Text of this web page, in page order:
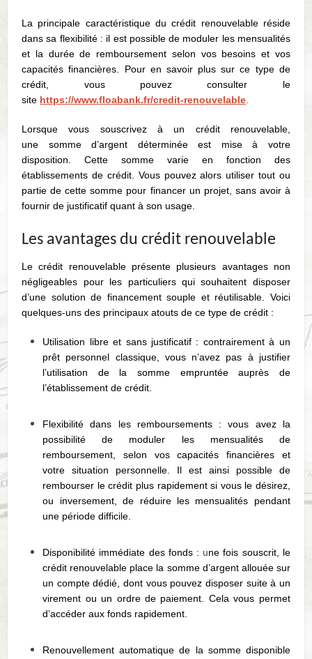
La principale caractéristique du crédit renouvelable réside
dans sa flexibilité : il est possible de moduler les mensualités
et la durée de remboursement selon vos besoins et vos
capacités financières. Pour en savoir plus sur ce type de
crédit, vous pouvez consulter le
site https://www.floabank.fr/credit-renouvelable
Lorsque vous souscrivez à un crédit renouvelable,
une somme d’argent déterminée est mise à votre
disposition. Cette somme varie
en fonction des
établissements de crédit. Vous pouvez alors utiliser tout ou
partie de cette somme pour financer un projet, sans avoir à
fournir de justificatif quant à son usage.
Les avantages du crédit renouvelable
Le crédit renouvelable présente plusieurs avantages non
négligeables pour les particuliers qui souhaitent disposer
d’une solution de financement souple et réutilisable. Voici
quelques-uns des principaux atouts de ce type de crédit :
Utilisation libre et sans justificatif : contrairement à un
prêt personnel classique, vous n’avez pas à justifier
l’utilisation de la somme empruntée auprès de
l’établissement de crédit.
Flexibilité dans les remboursements : vous avez la
possibilité de moduler les mensualités de
remboursement, selon vos capacités financières et
votre situation personnelle. Il est ainsi possible de
rembourser le crédit plus rapidement si vous le désirez,
ou inversement, de réduire les mensualités pendant
une période difficile.
Disponibilité immédiate des fonds : une fois souscrit, le
crédit renouvelable place la somme d’argent allouée sur
un compte dédié, dont vous pouvez disposer suite à un
virement ou un ordre de paiement. Cela vous permet
d’accéder aux fonds rapidement.
Renouvellement automatique de la somme disponible